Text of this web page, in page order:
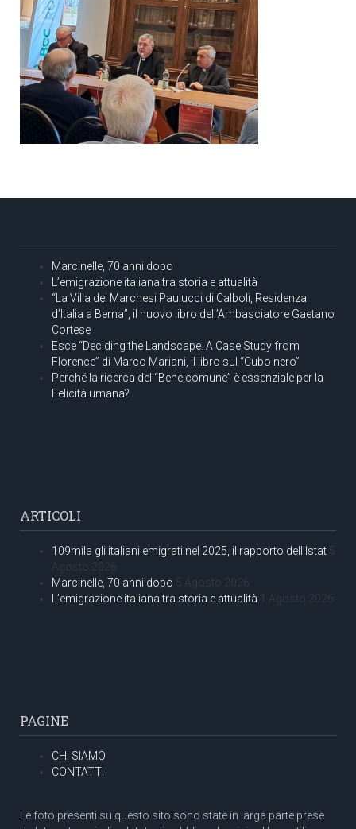
Marcinelle, 70 anni dopo
L’emigrazione italiana tra storia e attualità
“La Villa dei Marchesi Paulucci di Calboli, Residenza
d’Italia a Berna”, il nuovo libro dell’Ambasciatore Gaetano
Cortese
Esce “Deciding the Landscape. A Case Study from
Florence” di Marco Mariani, il libro sul “Cubo nero”
Perché la ricerca del “Bene comune” è essenziale per la
Felicità umana?
ARTICOLI
109mila gli italiani emigrati nel 2025, il rapporto dell’Istat 5
Agosto 2026
Marcinelle, 70 anni dopo 5 Agosto 2026
L’emigrazione italiana tra storia e attualità 1 Agosto 2026
PAGINE
CHI SIAMO
CONTATTI
Le foto presenti su questo sito sono state in larga parte prese